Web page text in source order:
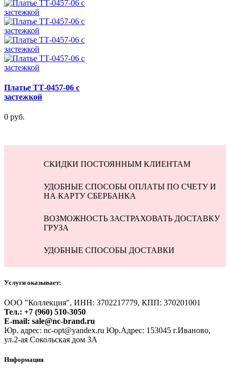
Платье ТТ-0457-06 с
застежкой
0 руб.
СКИДКИ ПОСТОЯННЫМ КЛИЕНТАМ
УДОБНЫЕ СПОСОБЫ ОПЛАТЫ ПО СЧЕТУ И
НА КАРТУ СБЕРБАНКА
ВОЗМОЖНОСТЬ ЗАСТРАХОВАТЬ ДОСТАВКУ
ГРУЗА
УДОБНЫЕ СПОСОБЫ ДОСТАВКИ
Услуги оказывает:
ООО "Коллекция", ИНН: 3702217779, КПП: 370201001
Тел.: +7 (960) 510-3050
E-mail: sale@nc-brand.ru
Юр. адрес: nc-opt@yandex.ru Юр.Адрес: 153045 г.Иваново,
ул.2-ая Сокольская дом 3А
Информация